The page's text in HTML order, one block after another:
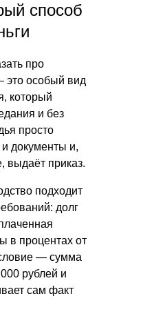
способ
про
это особый вид
который
и без
просто
и документы и,
выдаёт приказ.
подходит
долг
в процентах от
— сумма
рублей и
сам факт